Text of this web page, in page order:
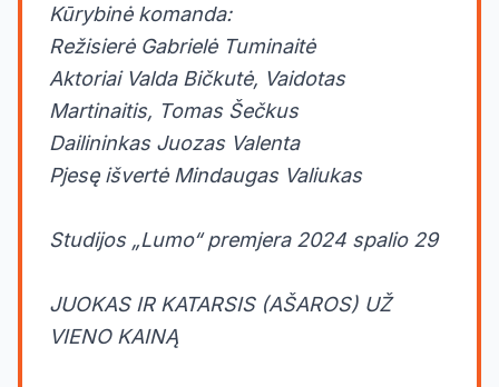
Kūrybinė komanda:
Režisierė Gabrielė Tuminaitė
Aktoriai Valda Bičkutė, Vaidotas
Martinaitis, Tomas Šečkus
Dailininkas Juozas Valenta
Pjesę išvertė Mindaugas Valiukas
Studijos „Lumo“ premjera 2024 spalio 29
JUOKAS IR KATARSIS (AŠAROS) UŽ
VIENO KAINĄ